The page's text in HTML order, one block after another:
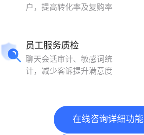
户，提高转化率及复购率
员工服务质检
聊天会话审计、敏感词统
计，减少客诉提升满意度
在线咨询详细功能